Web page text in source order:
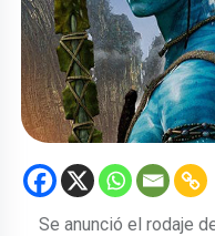
Se anunció el rodaje